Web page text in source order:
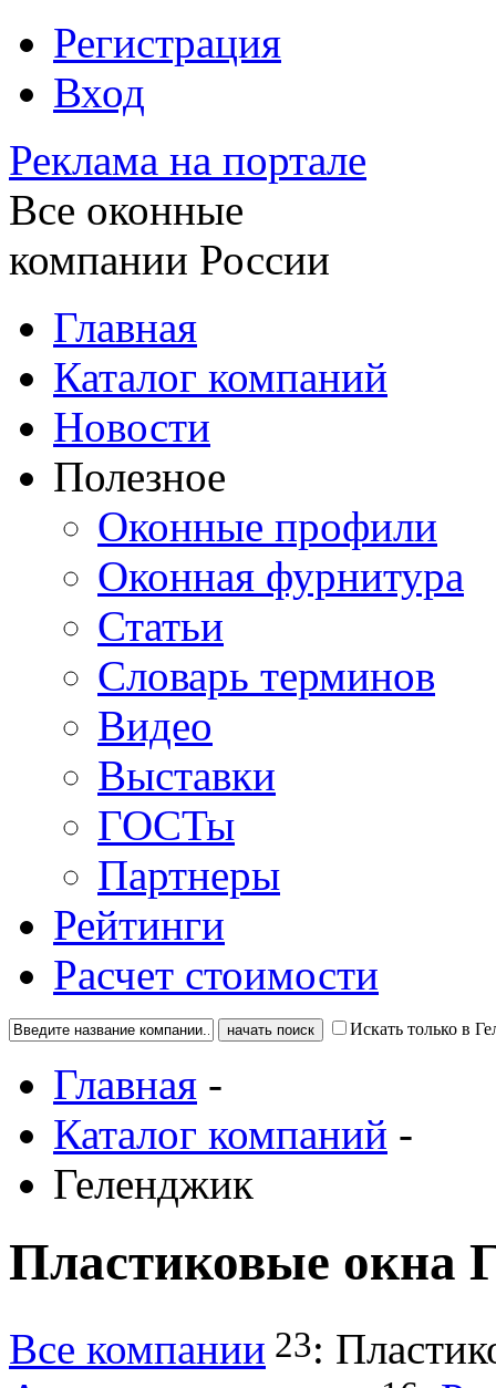
Регистрация
Вход
Реклама на портале
Все оконные
компании России
Главная
Каталог компаний
Новости
Полезное
Оконные профили
Оконная фурнитура
Статьи
Словарь терминов
Видео
Выставки
ГОСТы
Партнеры
Рейтинги
Расчет стоимости
Искать только в
Главная -
Каталог компаний -
Геленджик
Пластиковые окна
Все компании 23: